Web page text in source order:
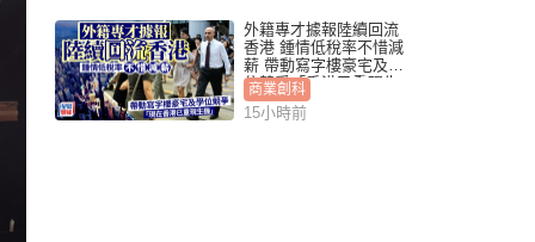
外籍專才據報陸續回流
香港 鍾情低稅率不惜減
薪 帶動寫字樓豪宅及學
位競爭「香港已重現生
機」
商業創科
15小時前